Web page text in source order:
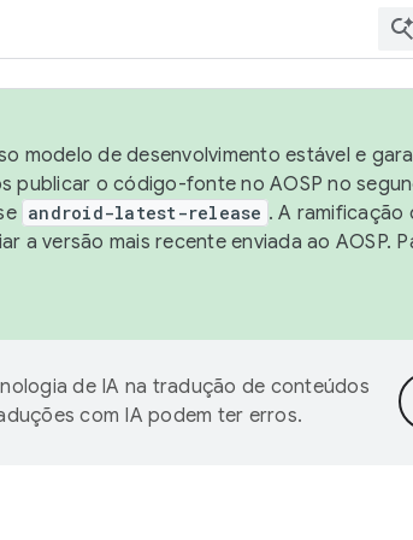
modelo de desenvolvimento estável e
publicar o código-fonte no AOSP no
android-latest-release . A
a versão mais recente enviada ao AOSP.
de IA na tradução de conteúdos
com IA podem ter erros.